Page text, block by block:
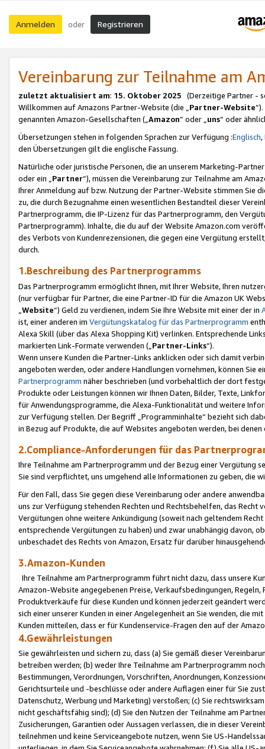
Anmelden oder Registrieren
Vereinbarung zur Teilnahme am
zuletzt aktualisiert am: 15. Oktober 2025 (Derzeitige Partner -
Willkommen auf Amazons Partner-Website (die „Partner-Website
genannten Amazon-Gesellschaften („Amazon“ oder „uns“ oder
Übersetzungen stehen in folgenden Sprachen zur Verfügung :Englisch,
den Übersetzungen gilt die englische Fassung.
Natürliche oder juristische Personen, die an unserem Marketing-
oder ein „Partner“), müssen die Vereinbarung zur Teilnahme am
Ihrer Anmeldung auf bzw. Nutzung der Partner-Website stimmen Sie
zu, die durch Bezugnahme einen wesentlichen Bestandteil dieser
Partnerprogramm, die IP-Lizenz für das Partnerprogramm, den
Partnerprogramm). Inhalte, die du auf der Website Amazon.com
des Verbots von Kundenrezensionen, die gegen eine Vergütung
durch.
1.Beschreibung des Partnerprogramms
Das Partnerprogramm ermöglicht Ihnen, mit Ihrer Website, Ihren
(nur verfügbar für Partner, die eine Partner-ID für die Amazon UK
Website“) Geld zu verdienen, indem Sie Ihre Website mit einer der in
ist, einer anderen im Vergütungskatalog für das Partnerprogramm
Alexa Skill (über das Alexa Shopping Kit) verlinken. Entsprechende
markierten Link-Formate verwenden („ Partner-Links“).
Wenn unsere Kunden die Partner-Links anklicken oder sich damit
angeboten werden, oder andere Handlungen vornehmen, können Sie
Partnerprogramm näher beschrieben (und vorbehaltlich der dort
Produkte oder Leistungen können wir Ihnen Daten, Bilder, Texte,
für Anwendungsprogramme, die Alexa-Funktionalität und weitere
zur Verfügung stellen. Der Begriff „Programminhalte“ bezieht sich
in Bezug auf Produkte, die auf Websites angeboten werden, bei
2.Compliance-Anforderungen für das
Ihre Teilnahme am Partnerprogramm und der Bezug einer Vergütung
Sie sind verpflichtet, uns umgehend alle Informationen zu geben, die
Für den Fall, dass Sie gegen diese Vereinbarung oder andere
uns zur Verfügung stehenden Rechten und Rechtsbehelfen, das
Vergütungen ohne weitere Ankündigung (soweit nach geltendem
entsprechende Vergütungen zu haben) und zwar unabhängig davon,
unbeschadet des Rechts von Amazon, Ersatz für darüber
3.Amazon-Kunden
Ihre Teilnahme am Partnerprogramm führt nicht dazu, dass unsere
Amazon-Website angegebenen Preise, Verkaufsbedingungen,
Produktverkäufe für diese Kunden und können jederzeit geändert
sich einer unserer Kunden in einer Angelegenheit an Sie wenden, die
Kunden mitteilen, dass er für Kundenservice-Fragen den auf der
4.Gewährleistungen
Sie gewährleisten und sichern zu, dass (a) Sie gemäß dieser
betreiben werden; (b) weder Ihre Teilnahme am Partnerprogramm
Bestimmungen, Verordnungen, Vorschriften, Anordnungen,
Gerichtsurteile und -beschlüsse oder andere Auflagen einer für Sie
Datenschutz, Werbung und Marketing) verstoßen; (c) Sie
nicht geschäftsfähig sind); (d) Sie den Nutzen der Teilnahme am
Zusicherungen, Garantien oder Aussagen verlassen, die in dieser
teilnehmen und keine Serviceangebote nutzen, wenn Sie US-